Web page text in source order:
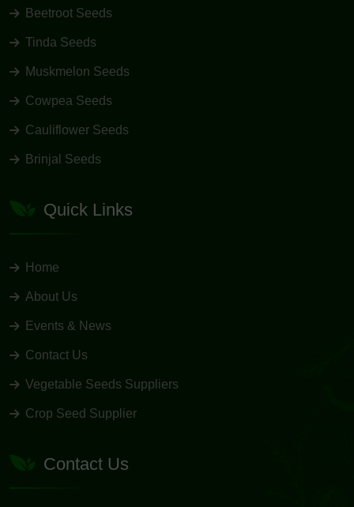
Beetroot Seeds
Tinda Seeds
Muskmelon Seeds
Cowpea Seeds
Cauliflower Seeds
Brinjal Seeds
Quick Links
Home
About Us
Events & News
Contact Us
Vegetable Seeds Suppliers
Crop Seed Supplier
Contact Us